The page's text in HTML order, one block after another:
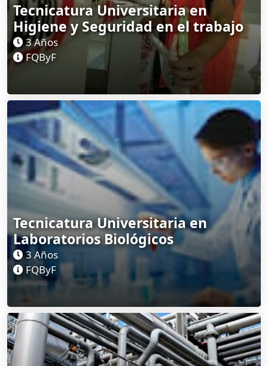
Tecnicatura Universitaria en
Higiene y Seguridad en el trabajo
3 Años
FQByF
Tecnicatura Universitaria en
Laboratorios Biológicos
3 Años
FQByF